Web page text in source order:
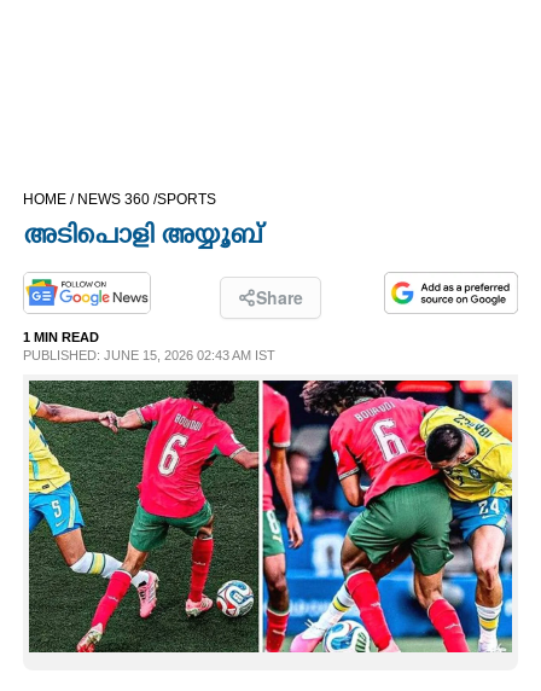
CINEMA
OPINION
PHOTOS
LIFESTYLE
SPIRITUAL
INFO+
ART
HOME / NEWS 360 /SPORTS
അടിപൊളി അയ്യൂബ്
Share
1 MIN READ
PUBLISHED: JUNE 15, 2026 02:43 AM IST